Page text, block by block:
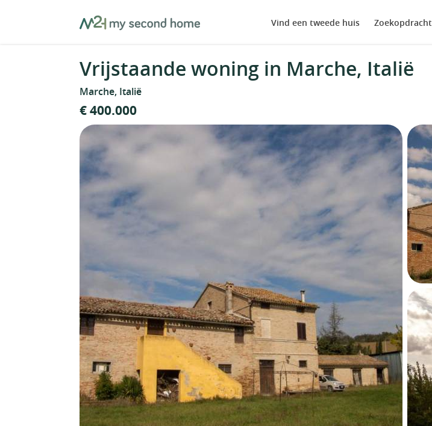
MySecondHome Vind een tweede huis Zoekopdracht
Vrijstaande woning in Marche, Italië
Marche, Italië
€ 400.000